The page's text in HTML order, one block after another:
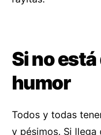
Si no
humor
Todos y todas
y pésimos. Si llega